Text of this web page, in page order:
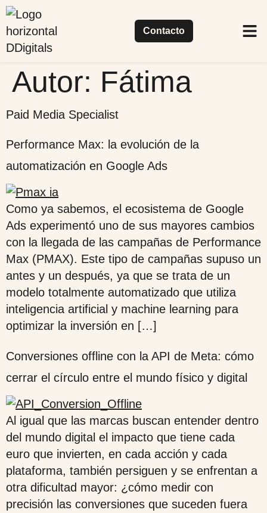
Contacto
Autor: Fátima
Paid Media Specialist
Performance Max: la evolución de la
automatización en Google Ads
Como ya sabemos, el ecosistema de Google
Ads experimentó uno de sus mayores cambios
con la llegada de las campañas de Performance
Max (PMAX). Este tipo de campañas supuso un
antes y un después, ya que se trata de un
modelo totalmente automatizado que utiliza
inteligencia artificial y machine learning para
optimizar la inversión en […]
Conversiones offline con la API de Meta: cómo
cerrar el círculo entre el mundo físico y digital
Al igual que las marcas buscan entender dentro
del mundo digital el impacto que tiene cada
euro que invierten, en cada acción y cada
plataforma, también persiguen y se enfrentan a
otra dificultad mayor: ¿cómo medir con
precisión las conversiones que suceden fuera